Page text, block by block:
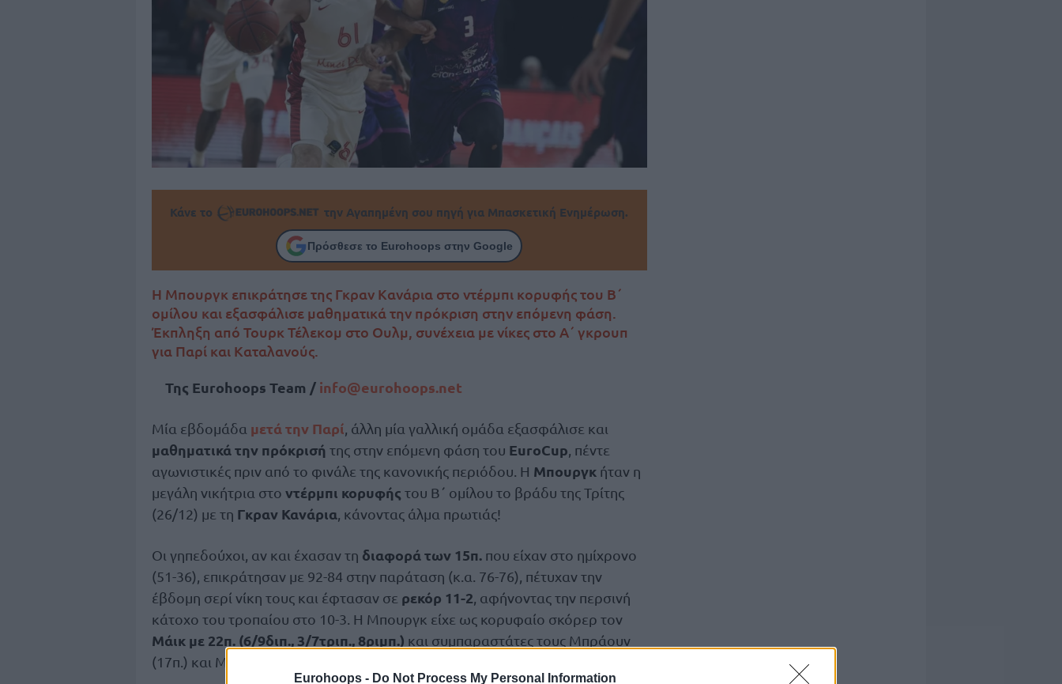
Eurohoops - Do Not Process My Personal Information
Κάνε το την Αγαπημένη σου πηγή για Μπασκετική Ενημέρωση.
Πρόσθεσε το Eurohoops στην Google
Η Μπουργκ επικράτησε της Γκραν Κανάρια στο ντέρμπι κορυφής του Β΄
ομίλου και εξασφάλισε μαθηματικά την πρόκριση στην επόμενη φάση.
Έκπληξη από Τουρκ Τέλεκομ στο Ουλμ, συνέχεια με νίκες στο Α΄ γκρουπ
για Παρί και Καταλανούς.
Της Eurohoops Team /info@eurohoops.net
Μία εβδομάδα μετά την Παρί , άλλη μία γαλλική ομάδα εξασφάλισε και
μαθηματικά την πρόκρισή της στην επόμενη φάση του EuroCup , πέντε
αγωνιστικές πριν από το φινάλε της κανονικής περιόδου. Η Μπουργκ ήταν η
μεγάλη νικήτρια στο ντέρμπι κορυφής του Β΄ ομίλου το βράδυ της Τρίτης
(26/12) με τη Γκραν Κανάρια , κάνοντας άλμα πρωτιάς!
Οι γηπεδούχοι, αν και έχασαν τη διαφορά των 15π. που είχαν στο ημίχρονο
(51-36), επικράτησαν με 92-84 στην παράταση (κ.α. 76-76), πέτυχαν την
έβδομη σερί νίκη τους και έφτασαν σε ρεκόρ 11-2 , αφήνοντας την περσινή
κάτοχο του τροπαίου στο 10-3. Η Μπουργκ είχε ως κορυφαίο σκόρερ τον
Μάικ με 22π. (6/9διπ., 3/7τριπ., 8ριμπ.) και συμπαραστάτες τους Μπράουν
(17π.) και Μάσα (16π.).